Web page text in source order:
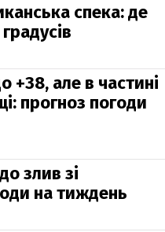
спека: де
+38, але в частині
прогноз погоди
злив зі
на тиждень